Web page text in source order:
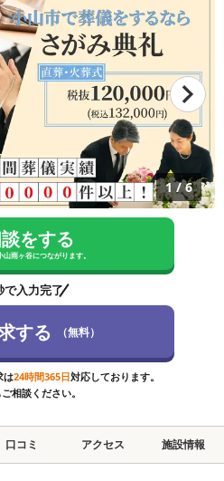
1/6
をする
山雨ヶ谷につながります。
で入力完了
する （無料）
は24時間365日対応しております。
相談ください。
口コミ アクセス 施設情報